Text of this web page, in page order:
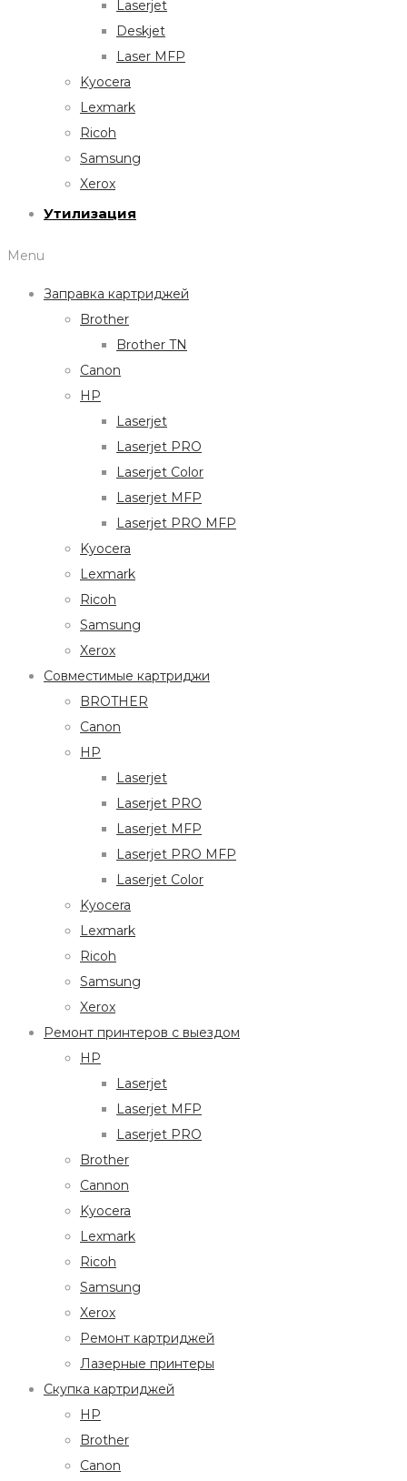
Laserjet
Deskjet
Laser MFP
Kyocera
Lexmark
Ricoh
Samsung
Xerox
Утилизация
Menu
Заправка картриджей
Brother
Brother TN
Canon
HP
Laserjet
Laserjet PRO
Laserjet Color
Laserjet MFP
Laserjet PRO MFP
Kyocera
Lexmark
Ricoh
Samsung
Xerox
Совместимые картриджи
BROTHER
Canon
HP
Laserjet
Laserjet PRO
Laserjet MFP
Laserjet PRO MFP
Laserjet Color
Kyocera
Lexmark
Ricoh
Samsung
Xerox
Ремонт принтеров с выездом
HP
Laserjet
Laserjet MFP
Laserjet PRO
Brother
Cannon
Kyocera
Lexmark
Ricoh
Samsung
Xerox
Ремонт картриджей
Лазерные принтеры
Скупка картриджей
HP
Brother
Canon